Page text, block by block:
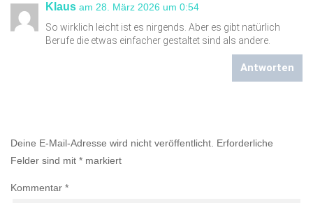
Klaus am 28. März 2026 um 0:54
So wirklich leicht ist es nirgends. Aber es gibt natürlich
Berufe die etwas einfacher gestaltet sind als andere.
Antworten
Deine E-Mail-Adresse wird nicht veröffentlicht. Erforderliche
Felder sind mit * markiert
Kommentar *